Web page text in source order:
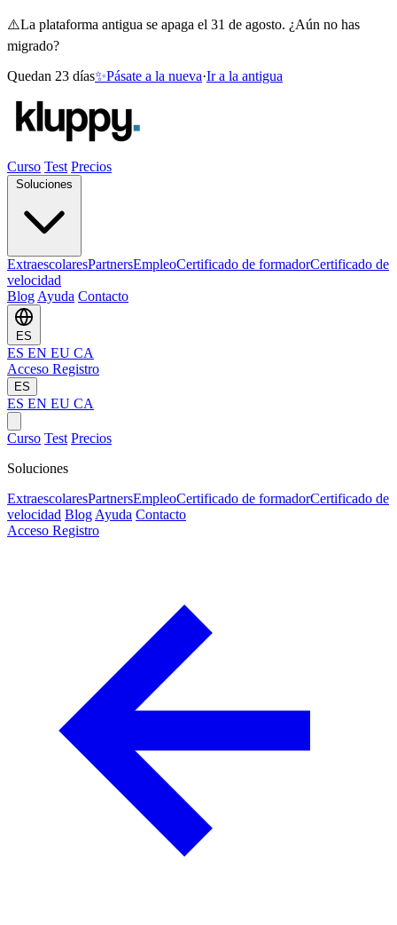
⚠️La plataforma antigua se apaga el 31 de agosto. ¿Aún no has
migrado?
Quedan 23 días✨Pásate a la nueva·Ir a la antigua
Curso Test Precios
ExtraescolaresPartnersEmpleoCertificado de formadorCertificado de
velocidad
Blog Ayuda Contacto
ES
ES EN EU CA
Acceso Registro
ES
ES EN EU CA
Curso Test Precios
Soluciones
ExtraescolaresPartnersEmpleoCertificado de formadorCertificado de
velocidad Blog Ayuda Contacto
Acceso Registro